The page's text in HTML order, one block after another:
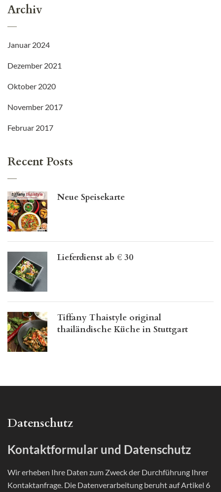
Archiv
Januar 2024
Dezember 2021
Oktober 2020
November 2017
Februar 2017
Recent Posts
Neue Speisekarte
Lieferdienst ab € 30
Tiffany Thaistyle original
thailändische Küche in Stuttgart
Datenschutz
Kontaktformular und Datenschutz
Wir erheben Ihre Daten zum Zweck der Durchführung Ihrer
Kontaktanfrage. Die Datenverarbeitung beruht auf Artikel 6